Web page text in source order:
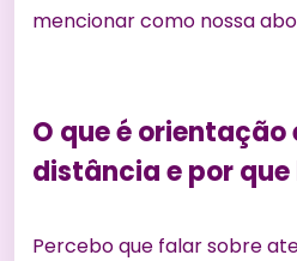
mencionar como nossa
O que é
distância e por
Percebo que falar sobre